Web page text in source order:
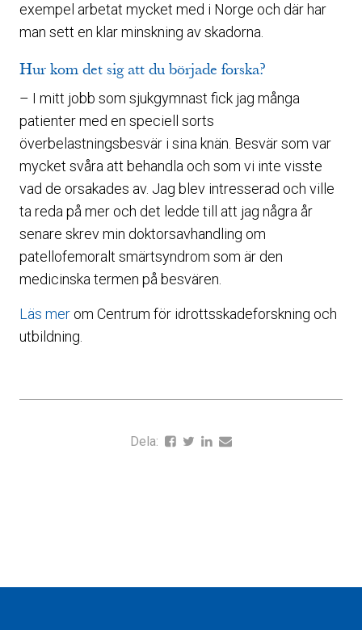
exempel arbetat mycket med i Norge och där har
man sett en klar minskning av skadorna.
Hur kom det sig att du började forska?
– I mitt jobb som sjukgymnast fick jag många
patienter med en speciell sorts
överbelastningsbesvär i sina knän. Besvär som var
mycket svåra att behandla och som vi inte visste
vad de orsakades av. Jag blev intresserad och ville
ta reda på mer och det ledde till att jag några år
senare skrev min doktorsavhandling om
patellofemoralt smärtsyndrom som är den
medicinska termen på besvären.
Läs mer om Centrum för idrottsskadeforskning och
utbildning.
Dela: